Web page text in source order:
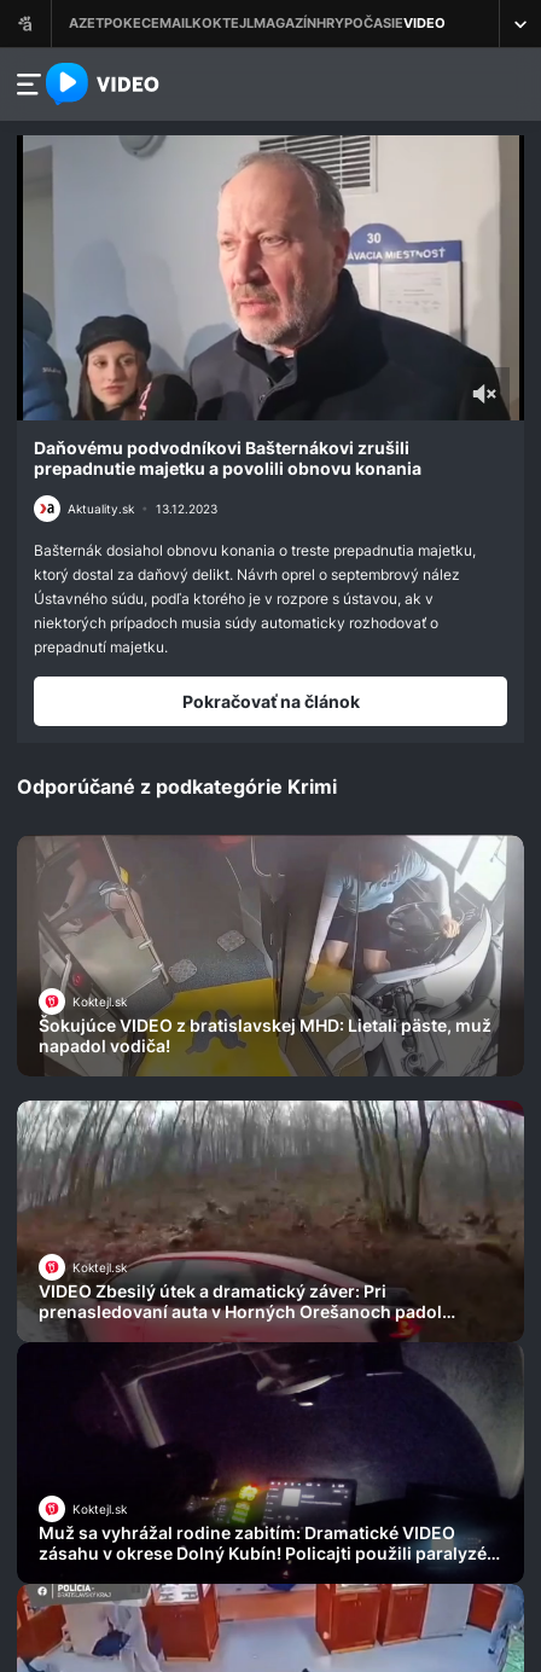
azet.video.sk
seconds
minute,
seconds
Daňovému podvodníkovi Bašternákovi zrušili
prepadnutie majetku a povolili obnovu konania
Aktuality.sk • 13.12.2023
Bašternák dosiahol obnovu konania o treste prepadnutia majetku,
ktorý dostal za daňový delikt. Návrh oprel o septembrový nález
Ústavného súdu, podľa ktorého je v rozpore s ústavou, ak v
niektorých prípadoch musia súdy automaticky rozhodovať o
prepadnutí majetku.
Pokračovať na článok
Odporúčané z podkategórie Krimi
Koktejl.sk
Šokujúce VIDEO z bratislavskej MHD: Lietali päste, muž
napadol vodiča!
Koktejl.sk
VIDEO Zbesilý útek a dramatický záver: Pri
prenasledovaní auta v Horných Orešanoch padol
varovný výstrel!
Koktejl.sk
Muž sa vyhrážal rodine zabitím: Dramatické VIDEO
zásahu v okrese Dolný Kubín! Policajti použili paralyzér